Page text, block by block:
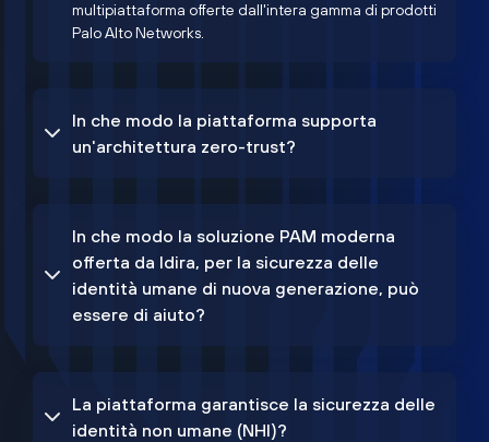
multipiattaforma offerte dall'intera gamma di prodotti
Palo Alto Networks.
In che modo la piattaforma supporta
un'architettura zero-trust?
In che modo la soluzione PAM moderna
offerta da Idira, per la sicurezza delle
identità umane di nuova generazione, può
essere di aiuto?
La piattaforma garantisce la sicurezza delle
identità non umane (NHI)?